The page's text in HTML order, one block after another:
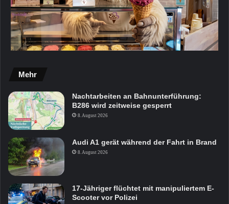
Mehr
Nachtarbeiten an Bahnunterführung:
B286 wird zeitweise gesperrt
8. August 2026
Audi A1 gerät während der Fahrt in Brand
8. August 2026
17-Jähriger flüchtet mit manipuliertem E-
Scooter vor Polizei